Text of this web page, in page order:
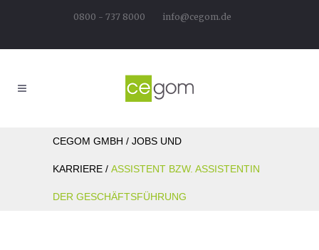
0800 - 737 8000 info@cegom.de
CEGOM GMBH / JOBS UND
KARRIERE / ASSISTENT BZW. ASSISTENTIN
DER GESCHÄFTSFÜHRUNG